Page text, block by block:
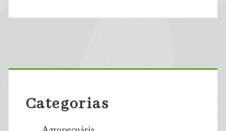
Primary
Sidebar
Categorias